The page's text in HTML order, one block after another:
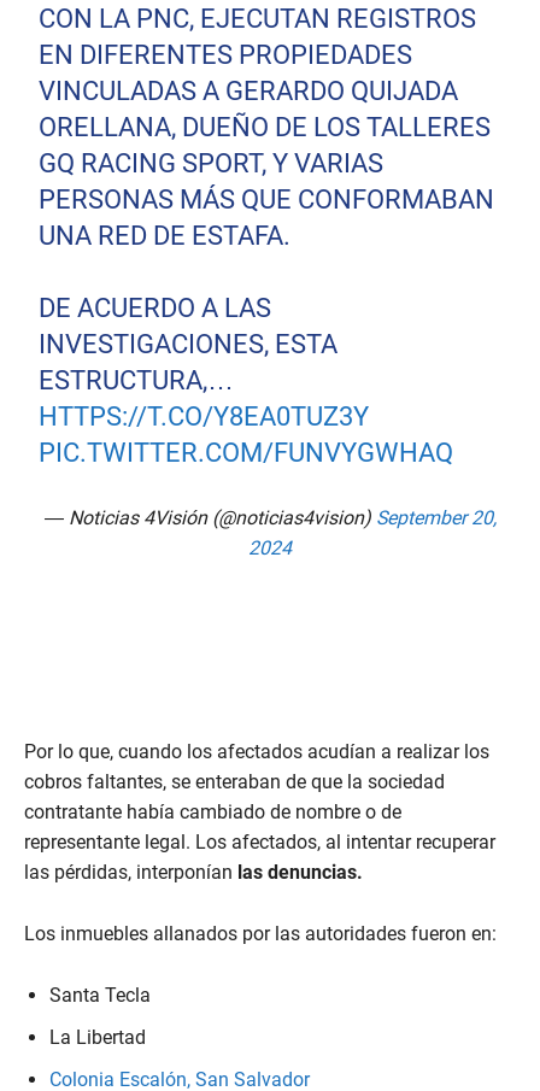
CON LA PNC, EJECUTAN REGISTROS
EN DIFERENTES PROPIEDADES
VINCULADAS A GERARDO QUIJADA
ORELLANA, DUEÑO DE LOS TALLERES
GQ RACING SPORT, Y VARIAS
PERSONAS MÁS QUE CONFORMABAN
UNA RED DE ESTAFA.
DE ACUERDO A LAS
INVESTIGACIONES, ESTA
ESTRUCTURA,…
HTTPS://T.CO/Y8EA0TUZ3Y
PIC.TWITTER.COM/FUNVYGWHAQ
— Noticias 4Visión (@noticias4vision) September 20,
2024
Por lo que, cuando los afectados acudían a realizar los
cobros faltantes, se enteraban de que la sociedad
contratante había cambiado de nombre o de
representante legal. Los afectados, al intentar recuperar
las pérdidas, interponían las denuncias.
Los inmuebles allanados por las autoridades fueron en:
Santa Tecla
La Libertad
Colonia Escalón, San Salvador